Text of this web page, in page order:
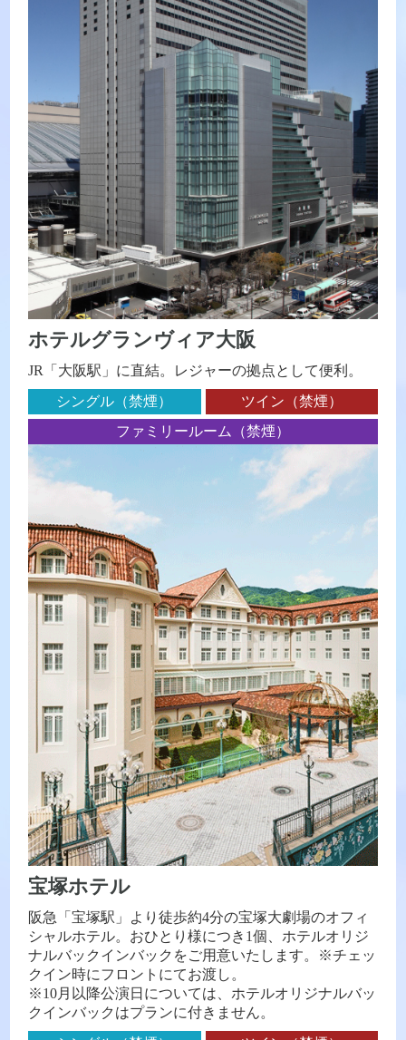
ホテルグランヴィア大阪
JR「大阪駅」に直結。レジャーの拠点として便利。
シングル（禁煙）
ツイン（禁煙）
ファミリールーム（禁煙）
宝塚ホテル
阪急「宝塚駅」より徒歩約4分の宝塚大劇場のオフィ
シャルホテル。おひとり様につき1個、ホテルオリジ
ナルバックインバックをご用意いたします。※チェッ
クイン時にフロントにてお渡し。
※10月以降公演日については、ホテルオリジナルバッ
クインバックはプランに付きません。